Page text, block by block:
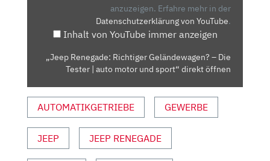
AUTO
SPORT“
VON
ANZEIGEN
anzuzeigen. Erfahre mehr in der
Datenschutzerklärung von YouTube.
Inhalt von YouTube immer anzeigen
„Jeep Renegade: Richtiger Geländewagen? – Die
Tester | auto motor und sport“ direkt öffnen
AUTOMATIKGETRIEBE GEWERBE
JEEP JEEP RENEGADE